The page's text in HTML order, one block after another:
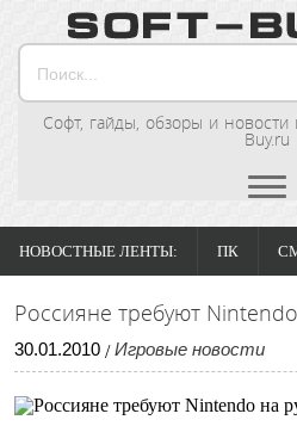
Софт, гайды, обзоры и
Buy.ru
НОВОСТНЫЕ ЛЕНТЫ: ПК
Россияне требуют
30.01.2010 / Игровые новости